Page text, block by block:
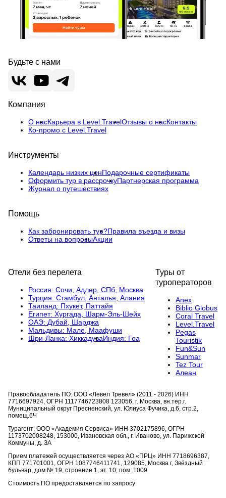
Будьте с нами
Компания
О насКарьера в Level.TravelОтзывы о насКонтакты
Ко-промо с Level.Travel
Инструменты
Календарь низких ценПодарочные сертификаты
Оформить тур в рассрочкуПартнерская программа
Журнал о путешествиях
Помощь
Как забронировать тур?Правила въезда и визы
Ответы на вопросыАкции
Отели без перелета
Россия: Сочи, Адлер, СПб, Москва
Турция: Стамбул, Анталья, Алания
Таиланд: Пхукет, Паттайя
Египет: Хургада, Шарм-Эль-Шейх
ОАЭ: Дубай, Шарджа
Мальдивы: Мале, Маафуши
Шри-Ланка: ХиккадуваИндия: Гоа
Туры от
туроператоров
Anex
Biblio Globus
Coral Travel
Level.Travel
Pegas
Touristik
Fun&Sun
Sunmar
Tez Tour
Алеан
Правообладатель ПО: ООО «Левел Тревел» (2011 - 2026) ИНН
7716697924, ОГРН 1117746723808 123056, г. Москва, вн.тер.г.
Муниципальный округ Пресненский, ул. Юлиуса Фучика, д.6, стр.2,
помещ.6Ч
Турагент: ООО «Академия Сервиса» ИНН 3702175896, ОГРН
1173702008248, 153000, Ивановская обл., г. Иваново, ул. Парижской
Коммуны, д. ЗА
Прием платежей осуществляется через АО «ПРЦ» ИНН 7718696387,
КПП 771701001, ОГРН 1087746411741, 129085, Москва г, Звёздный
бульвар, дом № 19, строение 1, эт. 10, пом. 1009
Стоимость ПО предоставляется по запросу